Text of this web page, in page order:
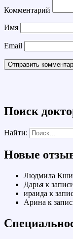
Комментарий
Имя
Email
Поиск
Найти:
Новые
Людмила
Дарья к
ираида к
Арина к